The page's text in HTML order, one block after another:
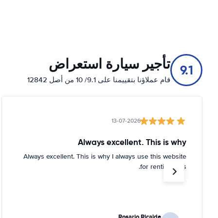
9.1 تأجير سيارة استعراض
قام عملاؤنا بتقييمنا على 9.1/ 10 من أصل 12842
13-07-2026
Always excellent. This is why
Always excellent. This is why I always use this website
for renting cars.